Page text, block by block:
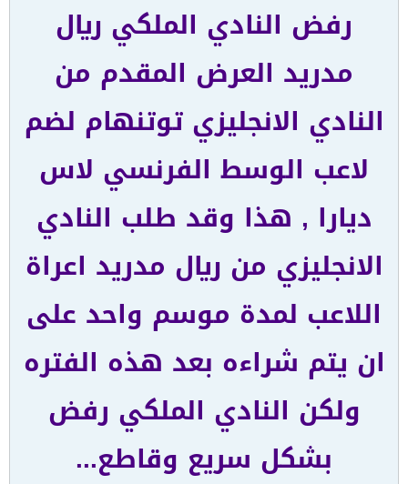
رفض النادي الملكي ريال
مدريد العرض المقدم من
النادي الانجليزي توتنهام لضم
لاعب الوسط الفرنسي لاس
ديارا , هذا وقد طلب النادي
الانجليزي من ريال مدريد اعراة
اللاعب لمدة موسم واحد على
ان يتم شراءه بعد هذه الفتره
ولكن النادي الملكي رفض
بشكل سريع وقاطع...